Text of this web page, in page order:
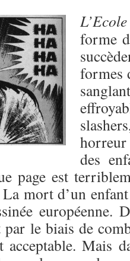
forme
formes
des
page est
mort d’un
européenne.
le biais de
acceptable. Mais